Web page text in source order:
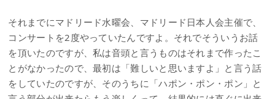
それまでにマドリード水曜会、マドリード日本人会主催で、
コンサートを2度やっていたんですよ。それでそういうお話
を頂いたのですが、私は音頭と言うものはそれまで作ったこ
とがなかったので、最初は「難しいと思いますよ」と言う話
をしていたのですが、そのうちに「ハポン・ポン・ポン」と